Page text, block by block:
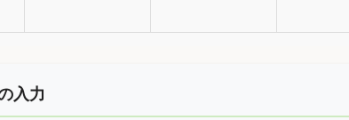
入力